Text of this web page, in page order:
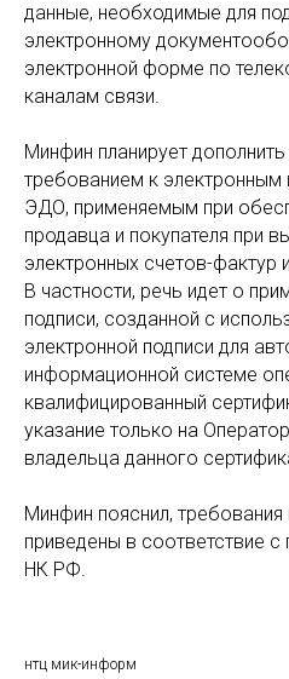
данные, необходимые для
электронному
электронной форме по
каналам связи.
Минфин планирует
требованием к
ЭДО, применяемым при
продавца и покупателя при
электронных счетов-фактур
В частности, речь идет о
подписи, созданной с
электронной подписи для
информационной системе
квалифицированный
указание только на
владельца данного
Минфин пояснил,
приведены в соответствие
НК РФ.
нтц мик-информ